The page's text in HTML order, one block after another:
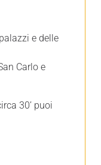
e delle
Carlo e
30’ puoi